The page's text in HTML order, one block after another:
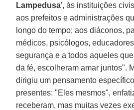
Lampedusa', às instituições
aos prefeitos e administrações
longo do tempo; aos diáconos,
médicos, psicólogos,
segurança e a todos aqueles
da fé, escolheram amar juntos".
dirigiu um pensamento
presentes: "Eles mesmos",
receberam, mas muitas vezes